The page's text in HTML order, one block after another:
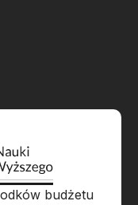
budżetu